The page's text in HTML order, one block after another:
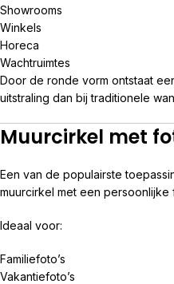
Showrooms
Winkels
Horeca
Wachtruimtes
Door de ronde vorm ontstaat
uitstraling dan bij traditionele
Muurcirkel met
Een van de populairste
muurcirkel met een persoonlijke
Ideaal voor:
Familiefoto’s
Vakantiefoto’s